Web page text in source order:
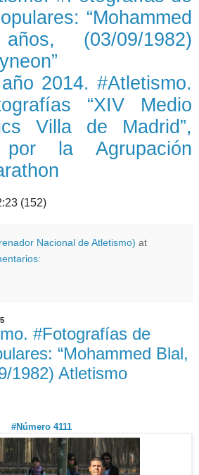
“Mohammed
(03/09/1982)
2014. #Atletismo.
“XIV Medio
Villa de Madrid”,
por la Agrupación
(152)
Nacional de Atletismo) at
#Fotografías de
“Mohammed Blal,
1982) Atletismo
#Número 4111